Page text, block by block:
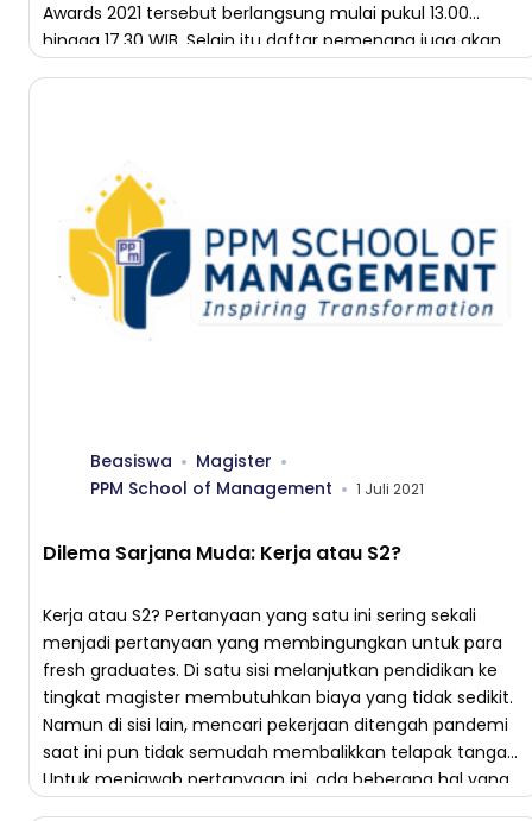
Awards 2021 tersebut berlangsung mulai pukul 13.00
hingga 17.30 WIB. Selain itu daftar pemenang juga akan
Beasiswa
Magister
PPM School of Management
1 Juli 2021
Dilema Sarjana Muda: Kerja atau S2?
Kerja atau S2? Pertanyaan yang satu ini sering sekali
menjadi pertanyaan yang membingungkan untuk para
fresh graduates. Di satu sisi melanjutkan pendidikan ke
tingkat magister membutuhkan biaya yang tidak sedikit.
Namun di sisi lain, mencari pekerjaan ditengah pandemi
saat ini pun tidak semudah membalikkan telapak tangan.
Untuk menjawab pertanyaan ini, ada beberapa hal yang